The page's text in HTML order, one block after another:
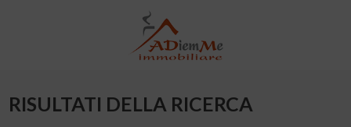
RISULTATI DELLA RICERCA